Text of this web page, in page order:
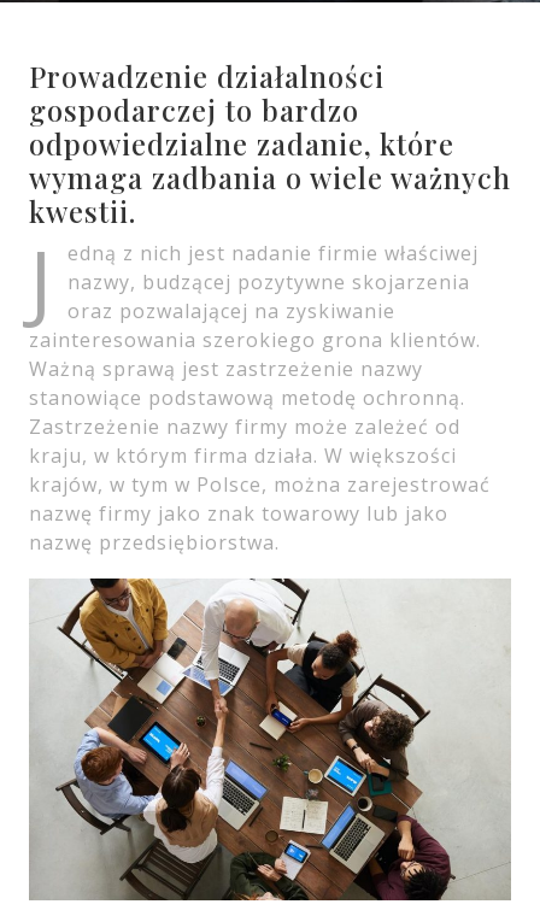
Prowadzenie działalności
gospodarczej to bardzo
odpowiedzialne zadanie, które
wymaga zadbania o wiele ważnych
kwestii.
J
edną z nich jest nadanie firmie właściwej
nazwy, budzącej pozytywne skojarzenia
oraz pozwalającej na zyskiwanie
zainteresowania szerokiego grona klientów.
Ważną sprawą jest zastrzeżenie nazwy
stanowiące podstawową metodę ochronną.
Zastrzeżenie nazwy firmy może zależeć od
kraju, w którym firma działa. W większości
krajów, w tym w Polsce, można zarejestrować
nazwę firmy jako znak towarowy lub jako
nazwę przedsiębiorstwa.